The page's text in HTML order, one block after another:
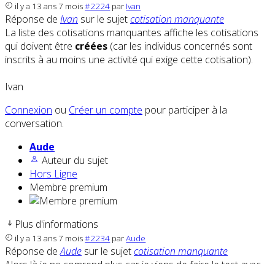
il y a 13 ans 7 mois#2224 par Ivan
Réponse de Ivan sur le sujetcotisation manquante
La liste des cotisations manquantes affiche les cotisations
qui doivent être créées (car les individus concernés sont
inscrits à au moins une activité qui exige cette cotisation).
Ivan
Connexion ou Créer un compte pour participer à la
conversation.
Aude
Auteur du sujet
Hors Ligne
Membre premium
Plus d'informations
il y a 13 ans 7 mois#2234 parAude
Réponse deAude sur le sujetcotisation manquante